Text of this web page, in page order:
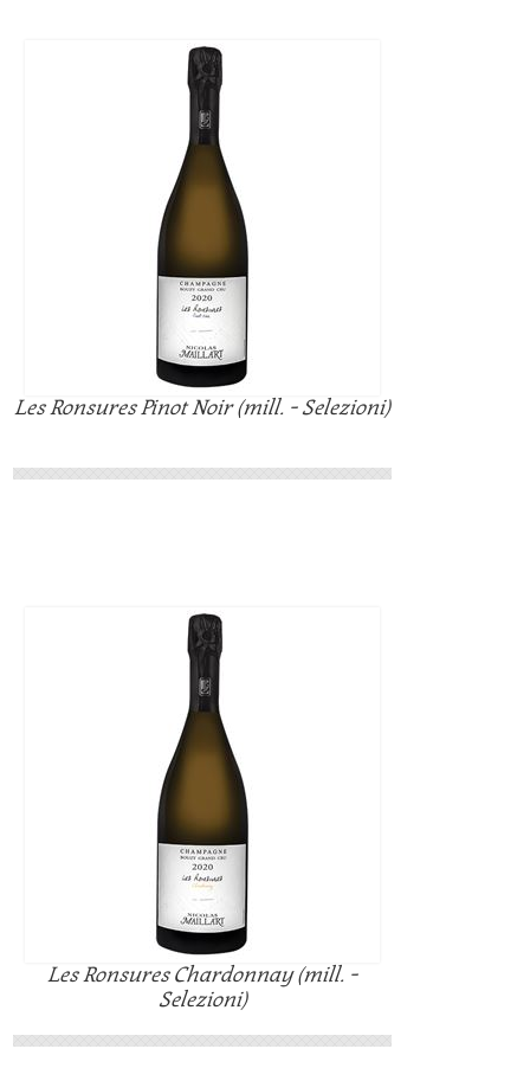
Les Ronsures Pinot Noir (mill. - Selezioni)
Les Ronsures Chardonnay (mill. -
Selezioni)